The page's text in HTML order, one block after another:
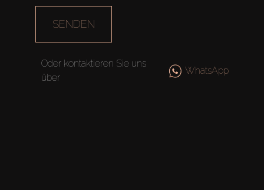
SENDEN
Oder kontaktieren Sie uns
über
WhatsApp